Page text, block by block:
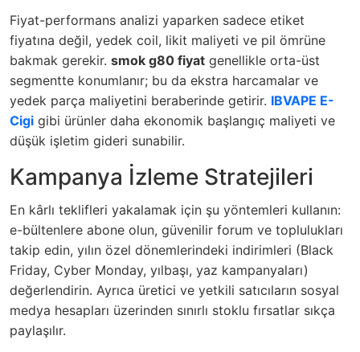
Fiyat-performans analizi yaparken sadece etiket
fiyatına değil, yedek coil, likit maliyeti ve pil ömrüne
bakmak gerekir. smok g80 fiyat genellikle orta-üst
segmentte konumlanır; bu da ekstra harcamalar ve
yedek parça maliyetini beraberinde getirir. IBVAPE E-
Cigi gibi ürünler daha ekonomik başlangıç maliyeti ve
düşük işletim gideri sunabilir.
Kampanya İzleme Stratejileri
En kârlı teklifleri yakalamak için şu yöntemleri kullanın:
e-bültenlere abone olun, güvenilir forum ve toplulukları
takip edin, yılın özel dönemlerindeki indirimleri (Black
Friday, Cyber Monday, yılbaşı, yaz kampanyaları)
değerlendirin. Ayrıca üretici ve yetkili satıcıların sosyal
medya hesapları üzerinden sınırlı stoklu fırsatlar sıkça
paylaşılır.